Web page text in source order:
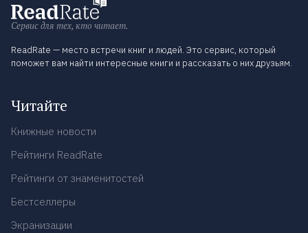
Сервис для тех, кто читает.
ReadRate — место встречи книг и людей. Это сервис, который
поможет вам найти интересные книги и рассказать о них друзьям.
Читайте
Книжные новости
Рейтинги ReadRate
Рейтинги от знаменитостей
Бестселлеры
Экранизации